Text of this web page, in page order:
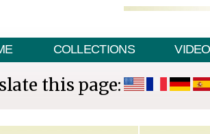
COLLECTIONS VIDEO
this page: